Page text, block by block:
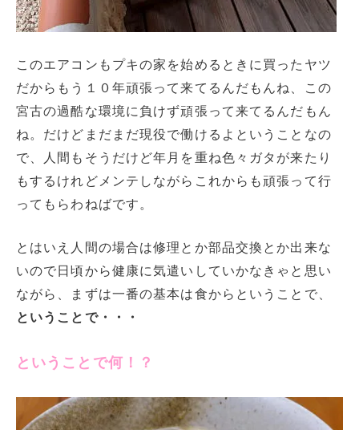
このエアコンもプキの家を始めるときに買ったヤツ
だからもう１０年頑張って来てるんだもんね、この
宮古の過酷な環境に負けず頑張って来てるんだもん
ね。だけどまだまだ現役で働けるよということなの
で、人間もそうだけど年月を重ね色々ガタが来たり
もするけれどメンテしながらこれからも頑張って行
ってもらわねばです。
とはいえ人間の場合は修理とか部品交換とか出来な
いので日頃から健康に気遣いしていかなきゃと思い
ながら、まずは一番の基本は食からということで、
ということで・・・
ということで何！？